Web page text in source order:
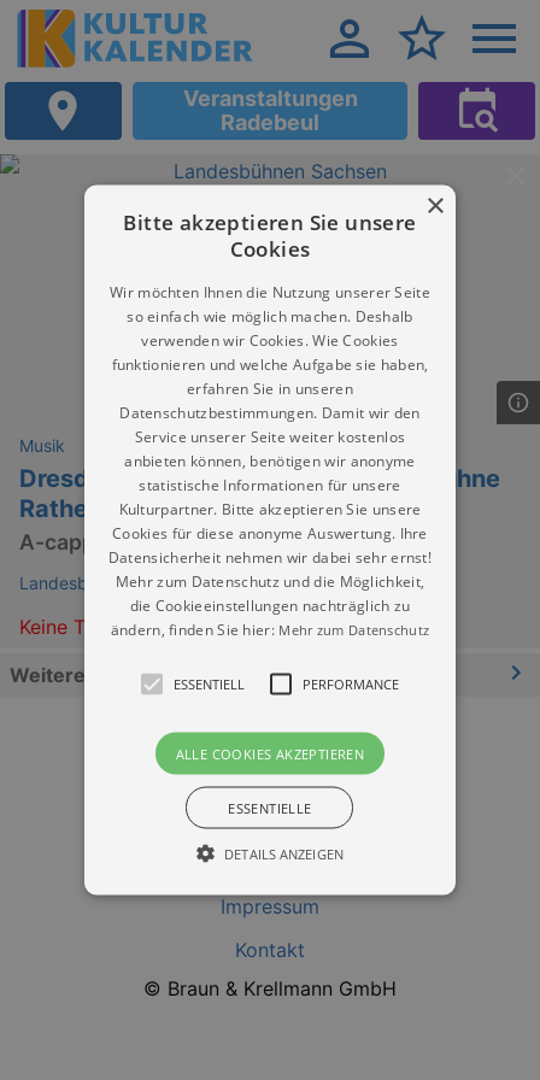
Veranstaltungen
Radebeul
Musik
Dresdner Kreuzchor auf der Felsenbühne
Rathen
A-cappella-Konzert
Landesbühnen Sachsen Radebeul
Keine Termine
Weitere Informationen
Datenschutz
Impressum
Kontakt
© Braun & Krellmann GmbH
×
Bitte akzeptieren Sie unsere
Cookies
Wir möchten Ihnen die Nutzung unserer Seite
so einfach wie möglich machen. Deshalb
verwenden wir Cookies. Wie Cookies
funktionieren und welche Aufgabe sie haben,
erfahren Sie in unseren
Datenschutzbestimmungen. Damit wir den
Service unserer Seite weiter kostenlos
anbieten können, benötigen wir anonyme
statistische Informationen für unsere
Kulturpartner. Bitte akzeptieren Sie unsere
Cookies für diese anonyme Auswertung. Ihre
Datensicherheit nehmen wir dabei sehr ernst!
Mehr zum Datenschutz und die Möglichkeit,
die Cookieeinstellungen nachträglich zu
ändern, finden Sie hier: Mehr zum Datenschutz
ESSENTIELL PERFORMANCE
ALLE COOKIES AKZEPTIEREN
ESSENTIELLE
DETAILS ANZEIGEN
Essentiell Performance
Essentielle Cookies werden für die